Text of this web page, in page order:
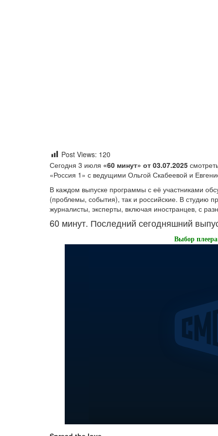
Post Views: 120
Сегодня 3 июля «60 минут» от 03.07.2025
«Россия 1» с ведущими Ольгой Скабеевой и
В каждом выпуске программы с её участниками
(проблемы, события), так и российские. В студию
журналисты, эксперты, включая иностранцев, с
60 минут. Последний сегодняшний
Выбор